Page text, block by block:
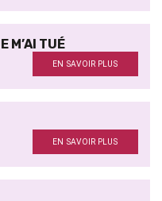
M’AI TUÉ
EN SAVOIR PLUS
EN SAVOIR PLUS